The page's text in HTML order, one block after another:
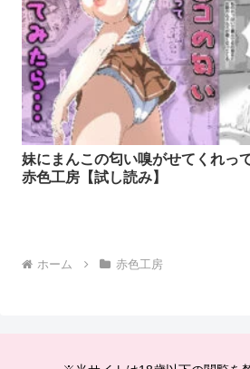
妹にまんこの匂い嗅がせてくれっ
赤色工房【試し読み】
ホーム 赤色工房